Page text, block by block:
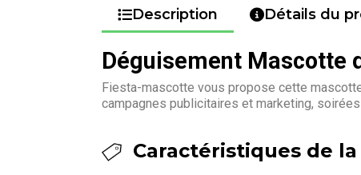
Description Détails du
Déguisement Mascotte
Fiesta-mascotte vous propose cette
campagnes publicitaires et marketing,
Caractéristiques de